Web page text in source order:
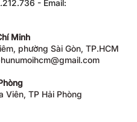
- Email:
Minh
phường Sài Gòn, TP.HCM
Viên, TP Hải Phòng